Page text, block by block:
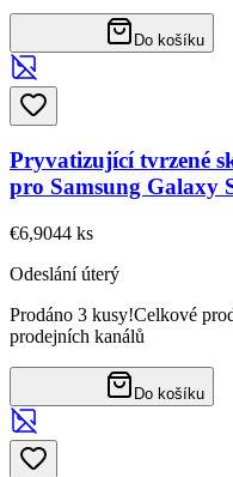
Do košíku
Pryvatizující tvrzené
pro Samsung Galaxy
€6,9044 ks
Odeslání úterý
Prodáno 3 kusy!Celkové
prodejních kanálů
Do košíku